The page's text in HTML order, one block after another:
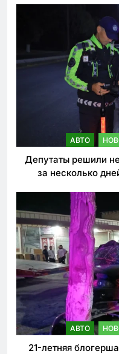
АВТО
Депутаты решили
за несколько
АВТО
21-летняя